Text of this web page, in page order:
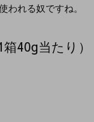
れる奴ですね。
40g当たり）